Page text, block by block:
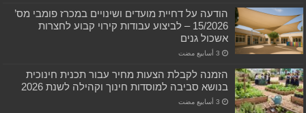
הודעה על דחיית מועדים ושינויים במכרז פומבי מס’
15/2026 – לביצוע עבודות קירוי קבוע לחצרות
אשכול גנים
הזמנה לקבלת הצעות מחיר עבור תכנית חינוכית
בנושא סביבה למוסדות חינוך וקהילה לשנת 2026